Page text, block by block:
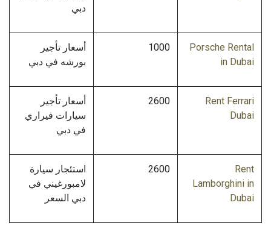
دبي
Porsche Rental
in Dubai
1000
أسعار تأجير
بورشه في دبي
Rent Ferrari
Dubai
2600
أسعار تأجير
سيارات فيراري
في دبي
Rent
Lamborghini in
Dubai
2600
استئجار سيارة
لامبورغيني في
دبي السعر